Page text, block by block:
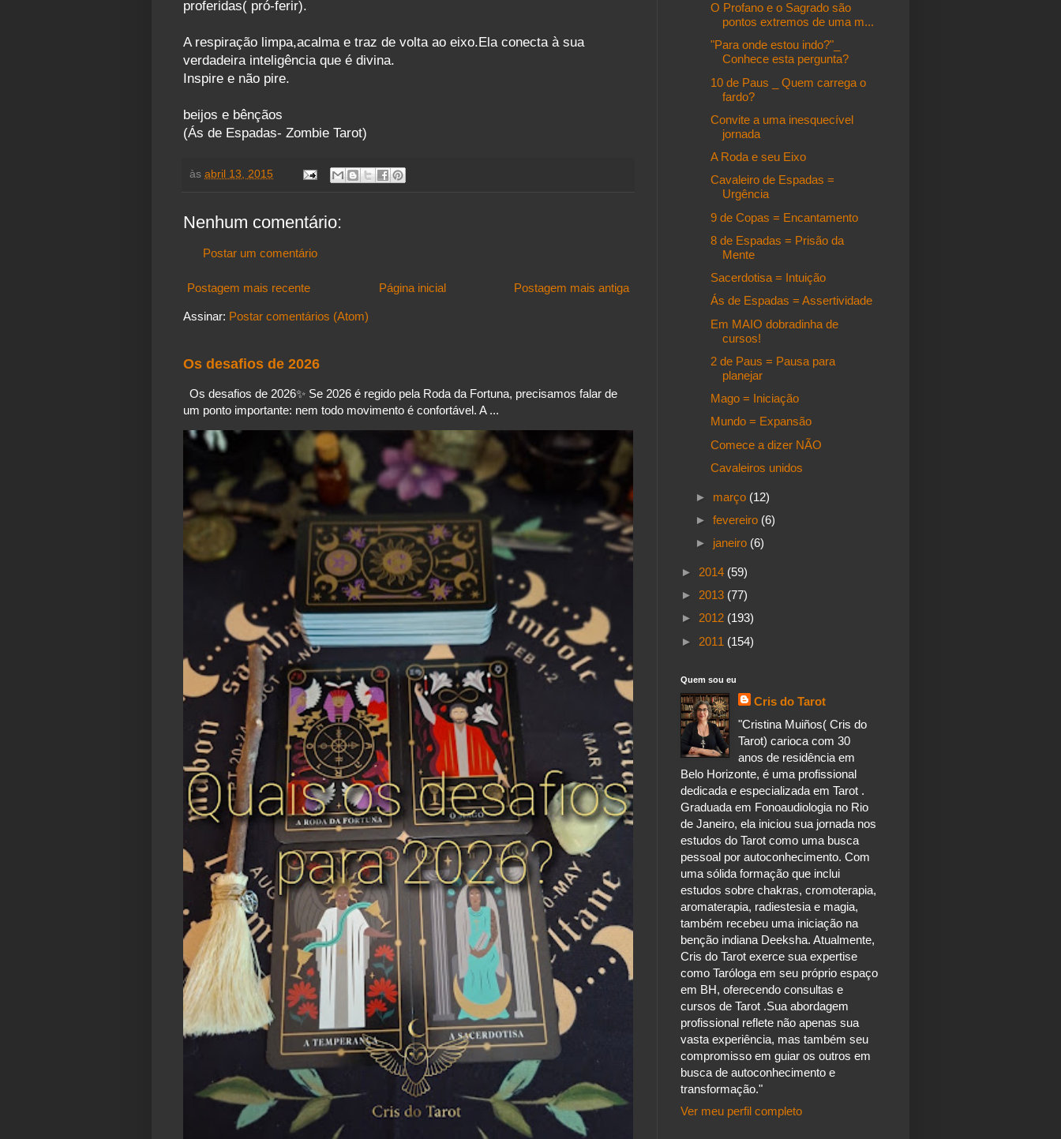
proferidas( pró-ferir).
A respiração limpa,acalma e traz de volta ao eixo.Ela conecta à sua
verdadeira inteligência que é divina.
Inspire e não pire.
beijos e bênçãos
(Ás de Espadas- Zombie Tarot)
às abril 13, 2015
Nenhum comentário:
Postar um comentário
Postagem mais recente Postagem mais antiga
Página inicial
Assinar: Postar comentários (Atom)
Os desafios de 2026
Os desafios de 2026✨️ Se 2026 é regido pela Roda da Fortuna, precisamos falar de
um ponto importante: nem todo movimento é confortável. A ...
O Profano e o Sagrado são
pontos extremos de uma m...
"Para onde estou indo?"_
Conhece esta pergunta?
10 de Paus _ Quem carrega o
fardo?
Convite a uma inesquecível
jornada
A Roda e seu Eixo
Cavaleiro de Espadas =
Urgência
9 de Copas = Encantamento
8 de Espadas = Prisão da
Mente
Sacerdotisa = Intuição
Ás de Espadas = Assertividade
Em MAIO dobradinha de
cursos!
2 de Paus = Pausa para
planejar
Mago = Iniciação
Mundo = Expansão
Comece a dizer NÃO
Cavaleiros unidos
► março (12)
► fevereiro (6)
► janeiro (6)
► 2014 (59)
► 2013 (77)
► 2012 (193)
► 2011 (154)
Quem sou eu
Cris do Tarot
"Cristina Muiños( Cris do
Tarot) carioca com 30
anos de residência em
Belo Horizonte, é uma profissional
dedicada e especializada em Tarot .
Graduada em Fonoaudiologia no Rio
de Janeiro, ela iniciou sua jornada nos
estudos do Tarot como uma busca
pessoal por autoconhecimento. Com
uma sólida formação que inclui
estudos sobre chakras, cromoterapia,
aromaterapia, radiestesia e magia,
também recebeu uma iniciação na
benção indiana Deeksha. Atualmente,
Cris do Tarot exerce sua expertise
como Taróloga em seu próprio espaço
em BH, oferecendo consultas e
cursos de Tarot .Sua abordagem
profissional reflete não apenas sua
vasta experiência, mas também seu
compromisso em guiar os outros em
busca de autoconhecimento e
transformação."
Ver meu perfil completo